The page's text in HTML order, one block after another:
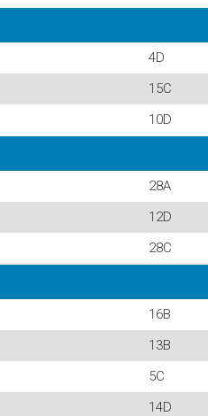
4D
15C
10D
28A
12D
28C
16B
13B
5C
14D